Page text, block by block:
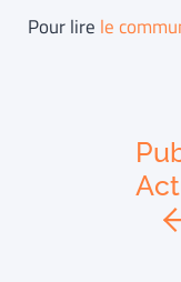
Pour lire le